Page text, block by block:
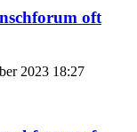
oft
2023 18:27